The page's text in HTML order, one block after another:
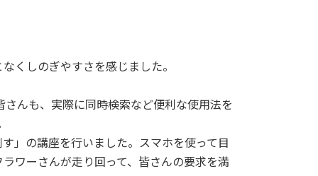
くしのぎやすさを感じました。
んも、実際に同時検索など便利な使用法を
」の講座を行いました。スマホを使って目
ワーさんが走り回って、皆さんの要求を満